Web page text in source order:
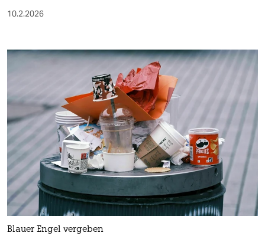
10.2.2026
Blauer Engel vergeben